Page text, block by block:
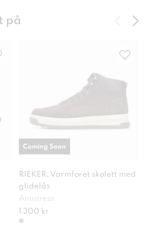
på
RIEKER, Varmforet skolett med
glidelås
Antistress
1 300 kr
Coming Soon